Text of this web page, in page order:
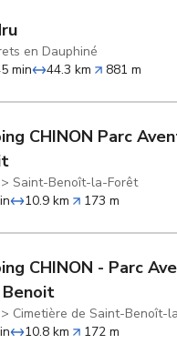
en Dauphiné
min
44.3 km 881 m
CHINON Parc
> Saint-Benoît-la-Forêt
10.9 km 173 m
CHINON - Parc
> Cimetière de Saint-Benoît-
10.8 km 172 m